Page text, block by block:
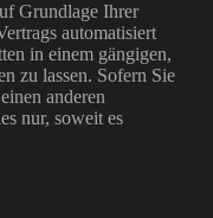
Grundlage Ihrer
automatisiert
in einem gängigen,
zu lassen. Sofern Sie
anderen
nur, soweit es